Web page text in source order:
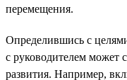
перемещения.
Определившись с
с руководителем может
развития. Например,